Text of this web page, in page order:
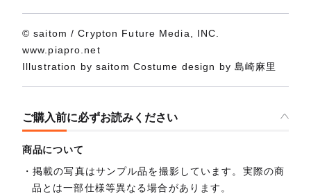
© saitom / Crypton Future Media, INC.
www.piapro.net
Illustration by saitom Costume design by 島崎麻里
ご購入前に必ずお読みください
商品について
掲載の写真はサンプル品を撮影しています。実際の商
品とは一部仕様等異なる場合があります。